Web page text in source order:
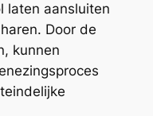
laten aansluiten
Door de
kunnen